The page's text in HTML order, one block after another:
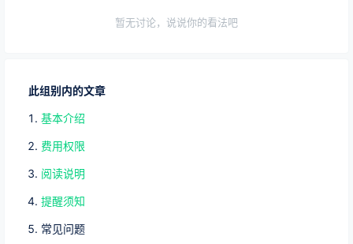
此组别内的文章
基本介绍
费用权限
阅读说明
提醒须知
常见问题
暂无讨论，说说你的看法吧